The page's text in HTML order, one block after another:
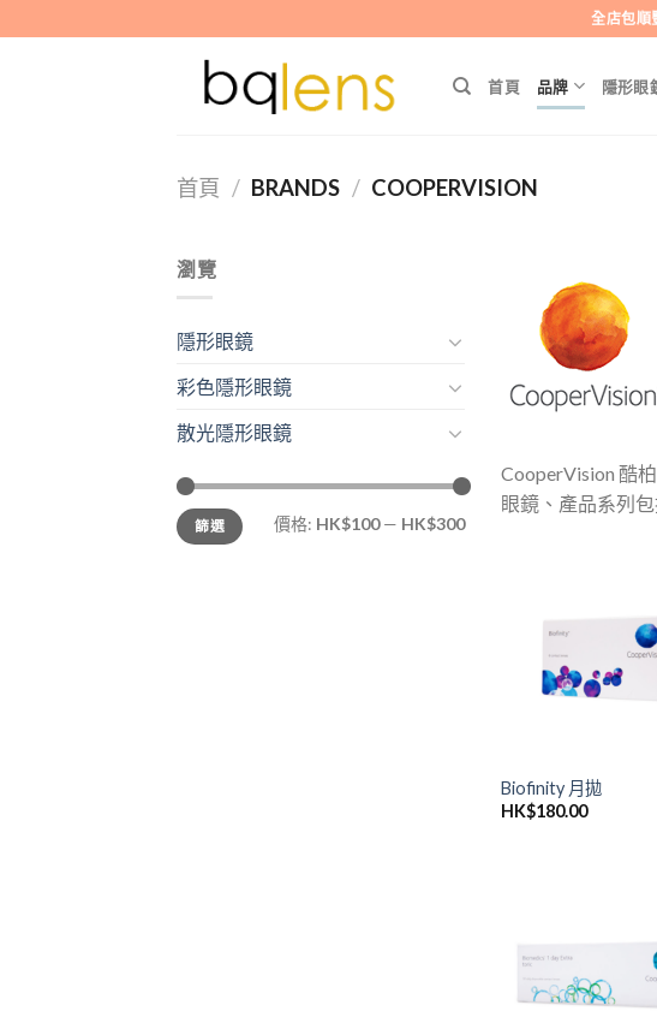
to
全店包
首頁 品牌 隱形眼
首頁 / BRANDS / COOPERVISION
瀏覽
隱形眼鏡
彩色隱形眼鏡
散光隱形眼鏡
最
低
價
最
高
價
篩選 價格: HK$100— HK$300
CooperVision 酷
眼鏡、產品系列
Biofinity 月拋
HK$180.00